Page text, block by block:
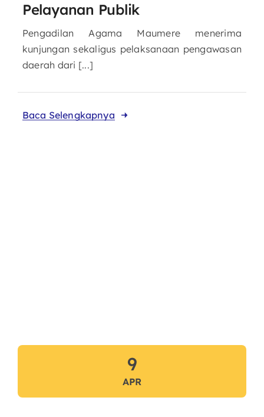
Pelayanan Publik
Pengadilan Agama Maumere menerima
kunjungan sekaligus pelaksanaan pengawasan
daerah dari [...]
Baca Selengkapnya
9
APR